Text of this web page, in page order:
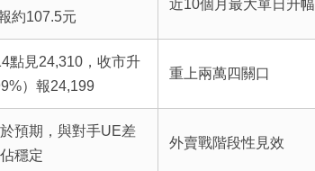
約107.5元
近10個月最大單日升幅
點見24,310，收市升
）報24,199
重上兩萬四關口
預期，與對手UE差
穩定
外賣戰階段性見效